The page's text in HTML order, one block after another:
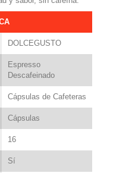
DOLCEGUSTO
Espresso
Descafeinado
Cápsulas de Cafeteras
Cápsulas
16
Sí